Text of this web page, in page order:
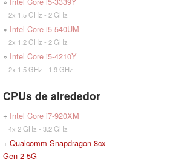
2x 1.5 GHz - 2 GHz
» Intel Core i5-540UM
2x 1.2 GHz - 2 GHz
» Intel Core i5-4210Y
2x 1.5 GHz - 1.9 GHz
CPUs de alrededor
+ Intel Core i7-920XM
4x 2 GHz - 3.2 GHz
+ Qualcomm Snapdragon 8cx
Gen 2 5G